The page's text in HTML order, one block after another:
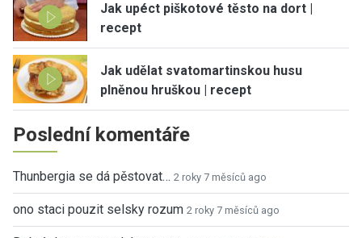
Jak upéct piškotové těsto na dort |
recept
Jak udělat svatomartinskou husu
plněnou hruškou | recept
Poslední komentáře
Thunbergia se dá pěstovat… 2 roky 7 měsíců ago
ono staci pouzit selsky rozum 2 roky 7 měsíců ago